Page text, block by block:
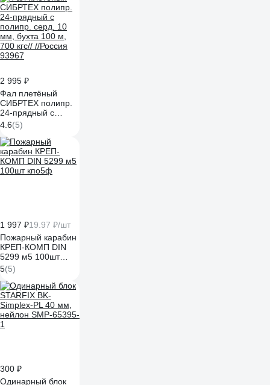
2 995 ₽
Фал плетёный
СИБРТЕХ полипр.
24-прядный с
полипр. серд. 10
мм, бухта 100 м,
700 кгс// //Россия
93967
4.6(5)
1 997 ₽19.97 ₽/шт
Пожарный карабин
КРЕП-КОМП DIN
5299 м5 100шт
кпо5ф
5(5)
300 ₽
Одинарный блок